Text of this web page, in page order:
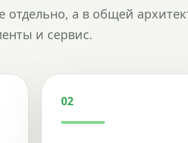
отдельно, а в общей
и сервис.
02